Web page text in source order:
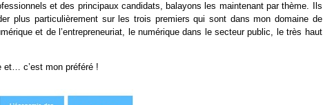
et des principaux candidats, balayons les maintenant par thème. Ils
plus particulièrement sur les trois premiers qui sont dans mon domaine de
et de l’entrepreneuriat, le numérique dans le secteur public, le très haut
et… c’est mon préféré !